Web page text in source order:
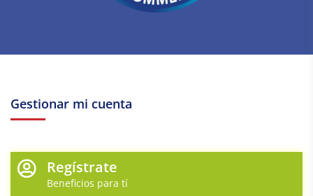
Gestionar mi cuenta
Regístrate
Beneficios para tí